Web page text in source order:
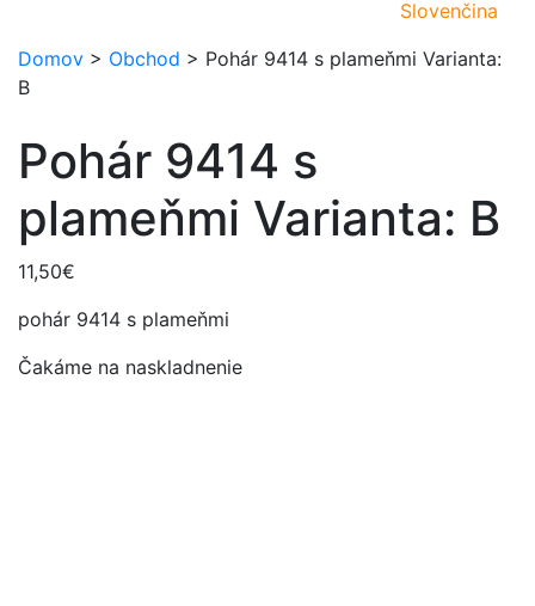
Slovenčina
Domov > Obchod > Pohár 9414 s plameňmi Varianta:
B
Pohár 9414 s
plameňmi Varianta: B
11,50€
pohár 9414 s plameňmi
Čakáme na naskladnenie